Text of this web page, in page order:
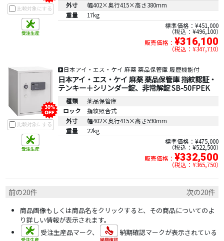
比較対象にする
外寸
幅402×奥行415×高さ380mm
重量
17kg
標準価格：¥451,000
税込：¥496,100
販売価格： ¥316,100
税込：¥347,710
比較対象にする
日本アイ・エス・ケイ 麻薬 薬品保管庫 履歴機能付
日本アイ・エス・ケイ 麻薬 薬品保管庫 指紋認証・
テンキー＋シリンダー錠、非常解錠 SB-50FPEK
種類
薬品保管庫
ロック
指紋照合式
外寸
幅402×奥行415×高さ590mm
重量
22kg
標準価格：¥475,000
税込：¥522,500
販売価格： ¥332,500
税込：¥365,750
前の20件 次の20件
商品画像もしくは商品名をクリックすると、その商品についてのよ
り詳しい情報が表示されます。
受注生産品マーク、
納期確認マークが表示されている